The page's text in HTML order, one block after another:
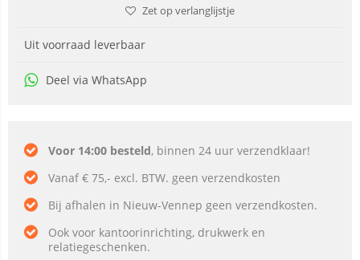
Zet op verlanglijstje
Uit voorraad leverbaar
Deel via WhatsApp
Voor 14:00 besteld, binnen 24 uur verzendklaar!
Vanaf € 75,- excl. BTW. geen verzendkosten
Bij afhalen in Nieuw-Vennep geen verzendkosten.
Ook voor kantoorinrichting, drukwerk en
relatiegeschenken.